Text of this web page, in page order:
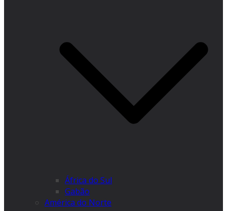
África do Sul
Gabão
América do Norte